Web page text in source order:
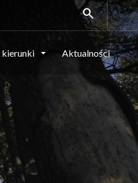
search
kierunki Aktualności